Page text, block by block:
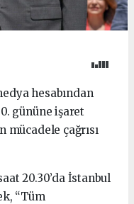
hesabından
gününe işaret
çağrısı
20.30’da İstanbul
“Tüm